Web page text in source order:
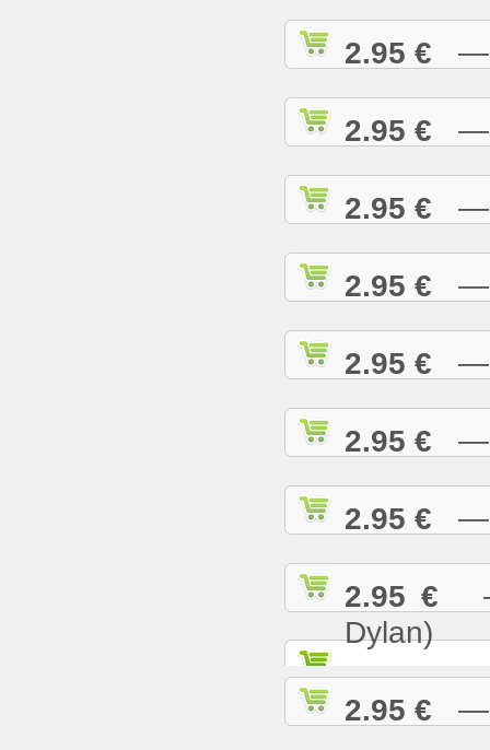
2.95 € —
2.95 € —
2.95 € —
2.95 € —
2.95 € —
2.95 € —
2.95 € —
2.95 € —
Dylan)
2.95 € —